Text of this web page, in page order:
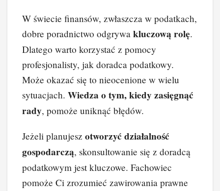
W świecie finansów, zwłaszcza w podatkach,
dobre poradnictwo odgrywa kluczową rolę.
Dlatego warto korzystać z pomocy
profesjonalisty, jak doradca podatkowy.
Może okazać się to nieocenione w wielu
sytuacjach. Wiedza o tym, kiedy zasięgnąć
rady, pomoże uniknąć błędów.
Jeżeli planujesz otworzyć działalność
gospodarczą, skonsultowanie się z doradcą
podatkowym jest kluczowe. Fachowiec
pomoże Ci zrozumieć zawirowania prawne